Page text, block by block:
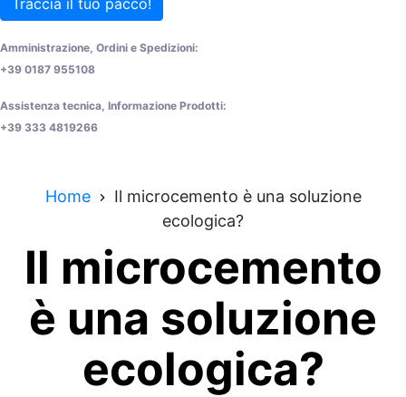
Amministrazione, Ordini e Spedizioni:
+39 0187 955108
Assistenza tecnica, Informazione Prodotti:
+39 333 4819266
Home
Il microcemento è una soluzione
ecologica?
Il microcemento
è una soluzione
ecologica?